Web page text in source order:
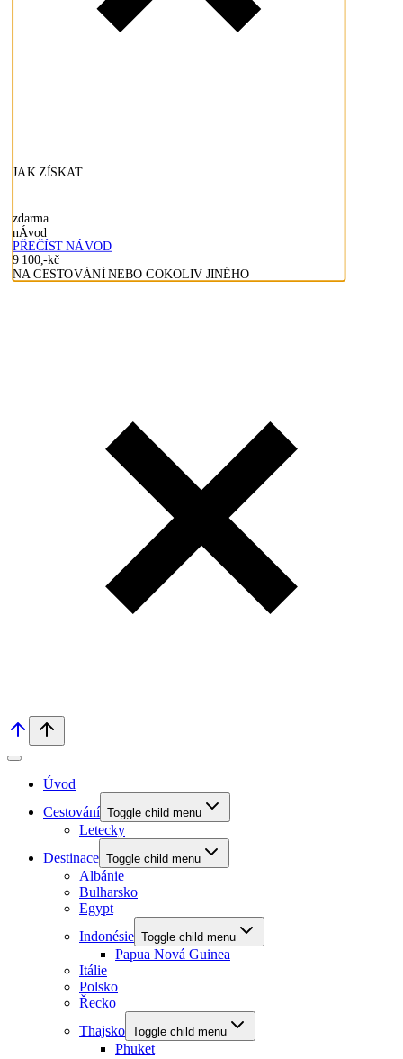
JAK ZÍSKAT
zdarma
nÁvod
PŘEČÍST NÁVOD
9 100,-kč
NA CESTOVÁNÍ NEBO COKOLIV JINÉHO
Úvod
Cestování Toggle child menu
Letecky
Destinace Toggle child menu
Albánie
Bulharsko
Egypt
Indonésie Toggle child menu
Papua Nová Guinea
Itálie
Polsko
Řecko
Thajsko Toggle child menu
Phuket